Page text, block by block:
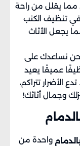
مما يقلل من راحة
في تنظيف الكنب
يجعل الأثاث
نساعدك على
عميقًا يعيد
الأضرار تتراكم،
وجمال أثاثك!
واحدة من